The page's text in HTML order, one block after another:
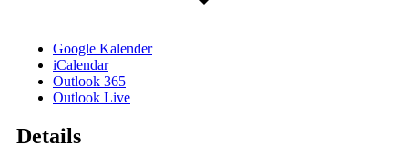
Google Kalender
iCalendar
Outlook 365
Outlook Live
Details